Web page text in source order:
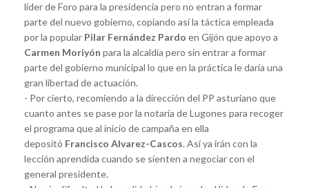
líder de Foro para la presidencia pero no entran a formar
parte del nuevo gobierno, copiando así la táctica empleada
por la popular Pilar Fernández Pardo en Gijón que apoyo a
Carmen Moriyón para la alcaldía pero sin entrar a formar
parte del gobierno municipal lo que en la práctica le daría una
gran libertad de actuación.
- Por cierto, recomiendo a la dirección del PP asturiano que
cuanto antes se pase por la notaría de Lugones para recoger
el programa que al inicio de campaña en ella
depositó Francisco Alvarez-Cascos. Así ya irán con la
lección aprendida cuando se sienten a negociar con el
general presidente.